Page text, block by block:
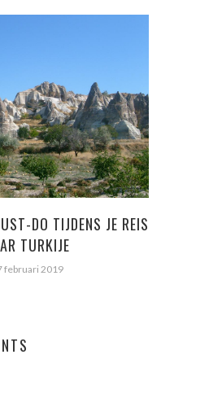
DO TIJDENS JE REIS
TURKIJE
februari 2019